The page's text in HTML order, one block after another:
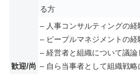
る方
歓迎/尚
– 人事コンサルティングの経
– ピープルマネジメントの経
– 経営者と組織について議論
– 自ら当事者として組織戦